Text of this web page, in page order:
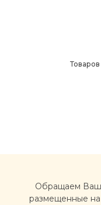
Обращаем
размещенные